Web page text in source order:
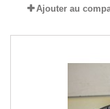
Ajouter au